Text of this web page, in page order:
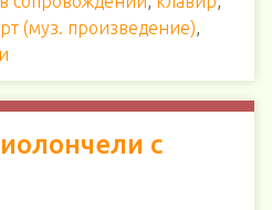
(муз. произведение),
с